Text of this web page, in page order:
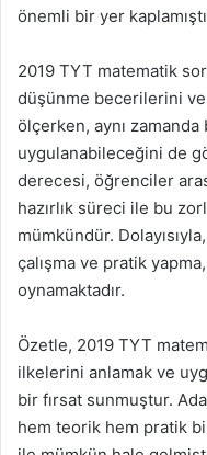
önemli bir yer
2019 TYT matematik
düşünme becerilerini
ölçerken, aynı
uygulanabileceğini de
derecesi, öğrenciler
hazırlık süreci ile bu
mümkündür.
çalışma ve pratik
oynamaktadır.
Özetle, 2019 TYT
ilkelerini anlamak ve
bir fırsat sunmuştur.
hem teorik hem pratik